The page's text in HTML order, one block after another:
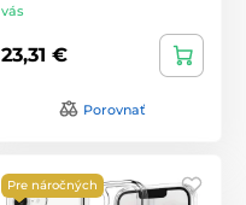
vás
23,31 €
Porovnať
Pre náročných